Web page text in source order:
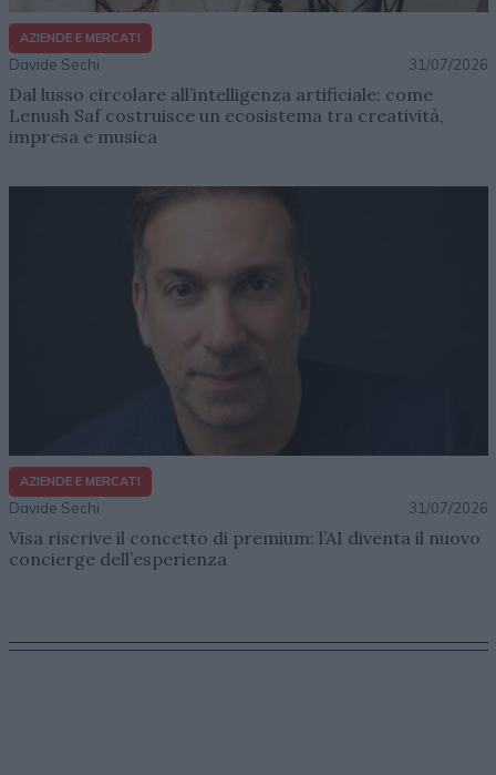
AZIENDE E MERCATI
Davide Sechi 31/07/2026
Dal lusso circolare all’intelligenza artificiale: come
Lenush Saf costruisce un ecosistema tra creatività,
impresa e musica
AZIENDE E MERCATI
Davide Sechi 31/07/2026
Visa riscrive il concetto di premium: l’AI diventa il nuovo
concierge dell’esperienza